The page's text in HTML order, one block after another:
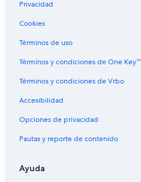
Privacidad
Cookies
Términos de uso
Términos y condiciones de One Key™
Términos y condiciones de Vrbo
Accesibilidad
Opciones de privacidad
Pautas y reporte de contenido
Ayuda